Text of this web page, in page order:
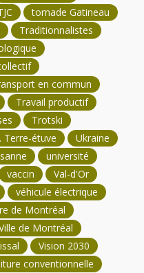
tornade Gatineau
Traditionnalistes
en commun
Travail productif
Trotski
Terre-étuve
Ukraine
université
vaccin
Val-d'Or
véhicule électrique
de Montréal
de Montréal
Vision 2030
conventionnelle